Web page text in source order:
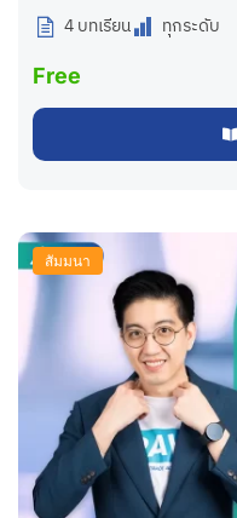
4 บทเรียน
ทุกระดับ
Free
สัมมนา